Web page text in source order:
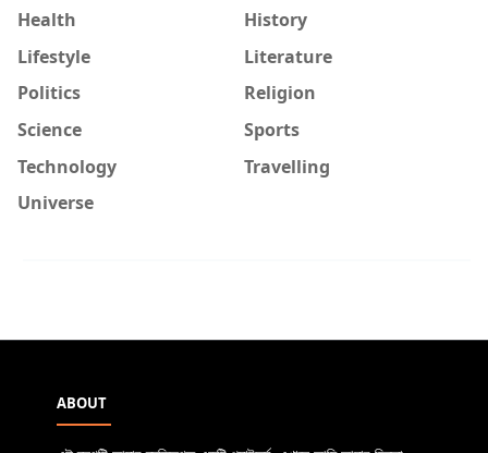
Health
History
Lifestyle
Literature
Politics
Religion
Science
Sports
Technology
Travelling
Universe
ABOUT